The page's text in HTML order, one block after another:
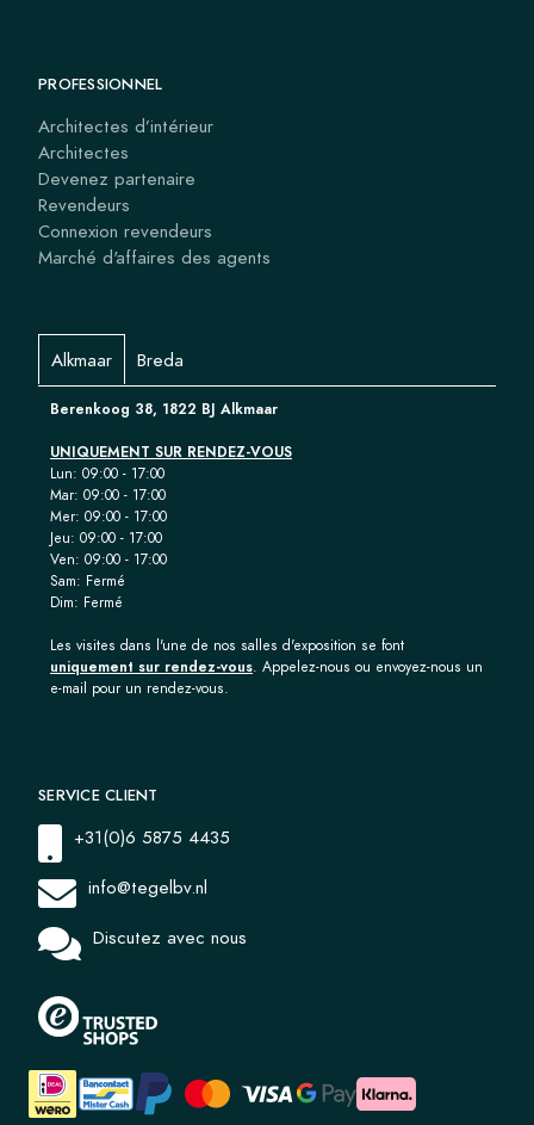
PROFESSIONNEL
Architectes d’intérieur
Architectes
Devenez partenaire
Revendeurs
Connexion revendeurs
Marché d'affaires des agents
Alkmaar Breda
Berenkoog 38, 1822 BJ Alkmaar
UNIQUEMENT SUR RENDEZ-VOUS
Lun: 09:00 - 17:00
Mar: 09:00 - 17:00
Mer: 09:00 - 17:00
Jeu: 09:00 - 17:00
Ven: 09:00 - 17:00
Sam: Fermé
Dim: Fermé
Les visites dans l'une de nos salles d'exposition se font
uniquement sur rendez-vous. Appelez-nous ou envoyez-nous un
e-mail pour un rendez-vous.
SERVICE CLIENT
+31(0)6 5875 4435
info@tegelbv.nl
Discutez avec nous